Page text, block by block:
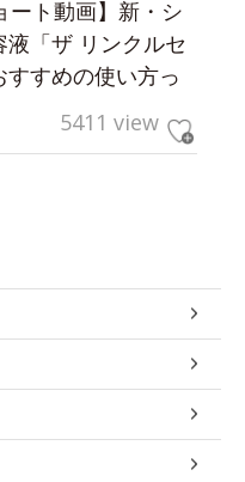
ート動画】新・シ
液「ザ リンクルセ
すすめの使い方っ
5411 view